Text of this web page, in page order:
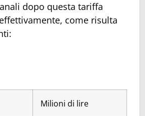
dopo questa tariffa
come risulta
Milioni di lire